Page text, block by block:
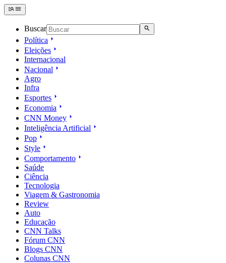
Buscar
Política
Eleições
Internacional
Nacional
Agro
Infra
Esportes
Economia
CNN Money
Inteligência Artificial
Pop
Style
Comportamento
Saúde
Ciência
Tecnologia
Viagem & Gastronomia
Review
Auto
Educação
CNN Talks
Fórum CNN
Blogs CNN
Colunas CNN